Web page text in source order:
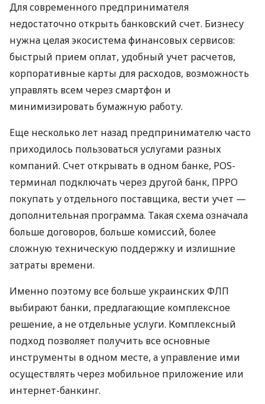
Для современного предпринимателя
недостаточно открыть банковский счет. Бизнесу
нужна целая экосистема финансовых сервисов:
быстрый прием оплат, удобный учет расчетов,
корпоративные карты для расходов, возможность
управлять всем через смартфон и
минимизировать бумажную работу.
Еще несколько лет назад предпринимателю часто
приходилось пользоваться услугами разных
компаний. Счет открывать в одном банке, POS-
терминал подключать через другой банк, ПРРО
покупать у отдельного поставщика, вести учет —
дополнительная программа. Такая схема означала
больше договоров, больше комиссий, более
сложную техническую поддержку и излишние
затраты времени.
Именно поэтому все больше украинских ФЛП
выбирают банки, предлагающие комплексное
решение, а не отдельные услуги. Комплексный
подход позволяет получить все основные
инструменты в одном месте, а управление ими
осуществлять через мобильное приложение или
интернет-банкинг.